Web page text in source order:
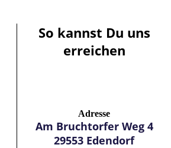
So kannst Du uns
erreichen
Adresse
Am Bruchtorfer Weg 4
29553 Edendorf